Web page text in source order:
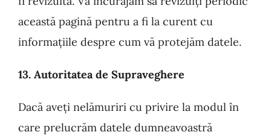
această pagină pentru a fi la curent cu
informațiile despre cum vă protejăm datele.
13. Autoritatea de Supraveghere
Dacă aveți nelămuriri cu privire la modul în
care prelucrăm datele dumneavoastră